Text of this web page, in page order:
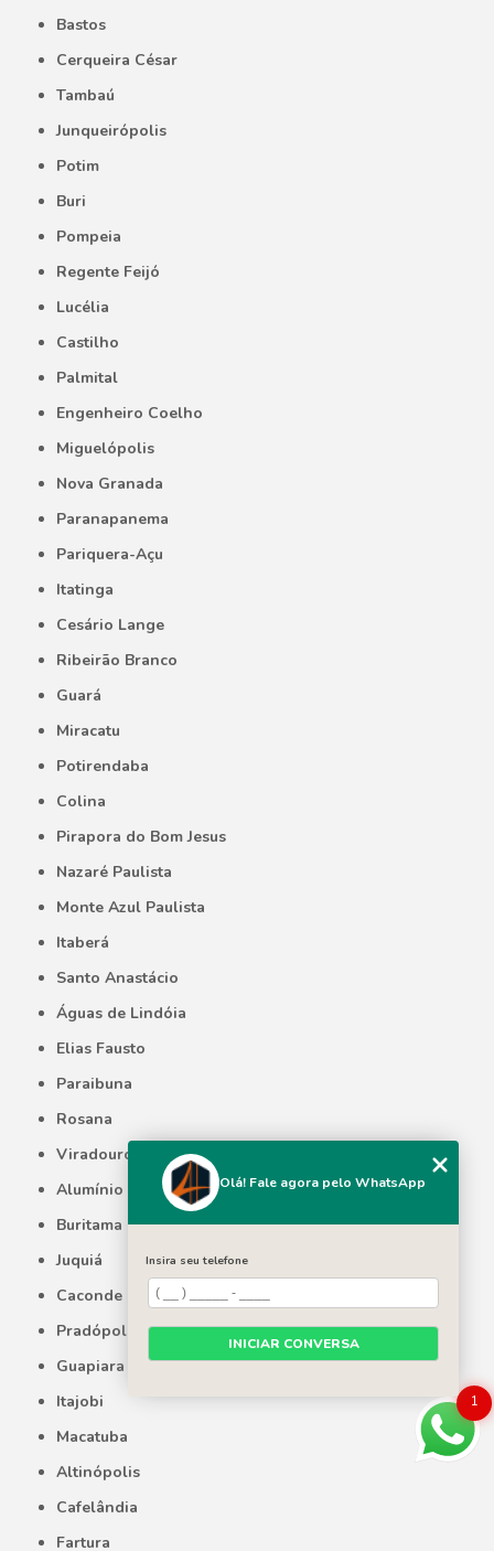
Bastos
Cerqueira César
Tambaú
Junqueirópolis
Potim
Buri
Pompeia
Regente Feijó
Lucélia
Castilho
Palmital
Engenheiro Coelho
Miguelópolis
Nova Granada
Paranapanema
Pariquera-Açu
Itatinga
Cesário Lange
Ribeirão Branco
Guará
Miracatu
Potirendaba
Colina
Pirapora do Bom Jesus
Nazaré Paulista
Monte Azul Paulista
Itaberá
Santo Anastácio
Águas de Lindóia
Elias Fausto
Paraibuna
Rosana
Viradouro
Alumínio
Buritama
Juquiá
Caconde
Pradópolis
Guapiara
Itajobi
Macatuba
Altinópolis
Cafelândia
Fartura
1
Olá! Fale agora pelo WhatsApp
Insira seu telefone
INICIAR CONVERSA